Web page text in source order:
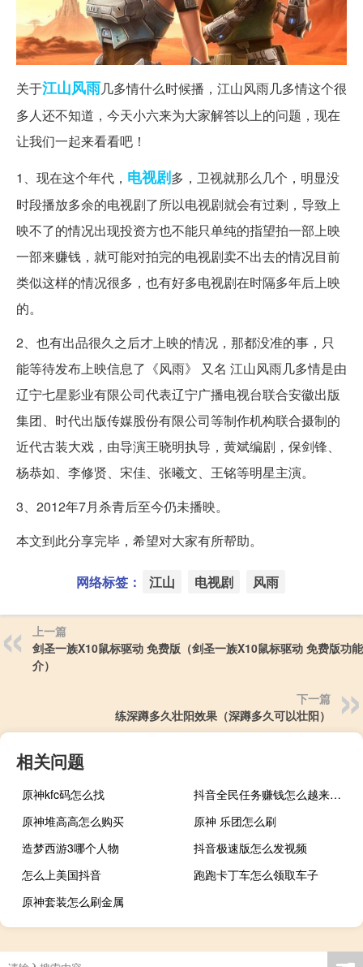
关于江山风雨几多情什么时候播，江山风雨几多情这个很
多人还不知道，今天小六来为大家解答以上的问题，现在
让我们一起来看看吧！
1、现在这个年代， 电视剧多，卫视就那么几个，明显没
时段播放多余的电视剧了所以电视剧就会有过剩，导致上
映不了的情况出现投资方也不能只单纯的指望拍一部上映
一部来赚钱，就可能对拍完的电视剧卖不出去的情况目前
类似这样的情况很多，也有好多电视剧在时隔多年后上映
的。
2、也有出品很久之后才上映的情况，那都没准的事，只
能等待发布上映信息了《风雨》 又名 江山风雨几多情是由
辽宁七星影业有限公司代表辽宁广播电视台联合安徽出版
集团、时代出版传媒股份有限公司等制作机构联合摄制的
近代古装大戏，由导演王晓明执导，黄斌编剧，保剑锋、
杨恭如、李修贤、宋佳、张曦文、王铭等明星主演。
3、2012年7月杀青后至今仍未播映。
本文到此分享完毕，希望对大家有所帮助。
网络标签： 江山 电视剧 风雨
上一篇
剑圣一族X10鼠标驱动 免费版（剑圣一族X10鼠标驱动 免费版功
介）
下一篇
练深蹲多久壮阳效果（深蹲多久可以壮阳）
相关问题
原神kfc码怎么找
抖音全民任务赚钱怎么越来越少了
原神堆高高怎么购买
原神 乐团怎么刷
造梦西游3哪个人物
抖音极速版怎么发视频
怎么上美国抖音
跑跑卡丁车怎么领取车子
原神套装怎么刷金属